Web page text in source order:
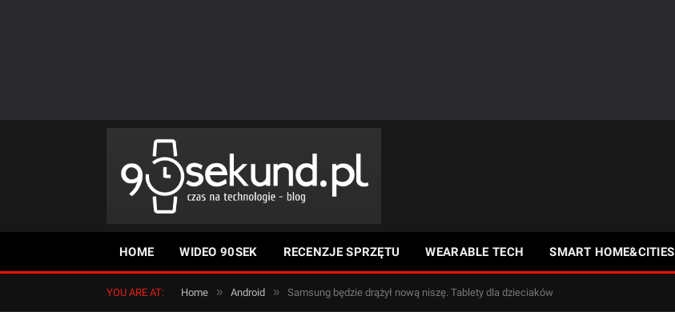
HOME WIDEO 90SEK RECENZJE SPRZĘTU WEARABLE TECH SMART HOME&CITIES
YOU ARE AT: Home » Android » Samsung będzie drążył nową niszę. Tablety dla dzieciaków